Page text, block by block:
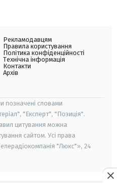
Рекламодавцям
Правила користування
Політика конфіденційності
Технічна інформація
Контакти
Архів
позначені словами
"Експерт", "Позиція".
цитування можна
сайтом. Усі права
"Люкс"», 24